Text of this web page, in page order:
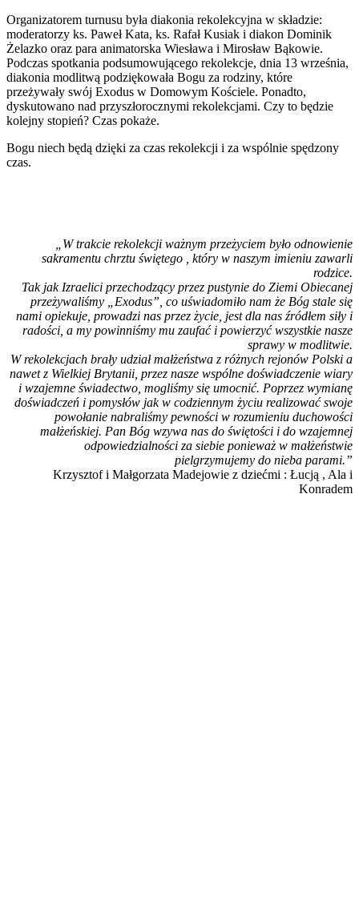
Organizatorem turnusu była diakonia rekolekcyjna w składzie:
moderatorzy ks. Paweł Kata, ks. Rafał Kusiak i diakon Dominik
Żelazko oraz para animatorska Wiesława i Mirosław Bąkowie.
Podczas spotkania podsumowującego rekolekcje, dnia 13 września,
diakonia modlitwą podziękowała Bogu za rodziny, które
przeżywały swój Exodus w Domowym Kościele. Ponadto,
dyskutowano nad przyszłorocznymi rekolekcjami. Czy to będzie
kolejny stopień? Czas pokaże.
Bogu niech będą dzięki za czas rekolekcji i za wspólnie spędzony
czas.
„W trakcie rekolekcji ważnym przeżyciem było odnowienie
sakramentu chrztu świętego , który w naszym imieniu zawarli
rodzice.
Tak jak Izraelici przechodzący przez pustynie do Ziemi Obiecanej
przeżywaliśmy „Exodus”, co uświadomiło nam że Bóg stale się
nami opiekuje, prowadzi nas przez życie, jest dla nas źródłem siły i
radości, a my powinniśmy mu zaufać i powierzyć wszystkie nasze
sprawy w modlitwie.
W rekolekcjach brały udział małżeństwa z różnych rejonów Polski a
nawet z Wielkiej Brytanii, przez nasze wspólne doświadczenie wiary
i wzajemne świadectwo, mogliśmy się umocnić. Poprzez wymianę
doświadczeń i pomysłów jak w codziennym życiu realizować swoje
powołanie nabraliśmy pewności w rozumieniu duchowości
małżeńskiej. Pan Bóg wzywa nas do świętości i do wzajemnej
odpowiedzialności za siebie ponieważ w małżeństwie
pielgrzymujemy do nieba parami.”
Krzysztof i Małgorzata Madejowie z dziećmi : Łucją , Ala i
Konradem